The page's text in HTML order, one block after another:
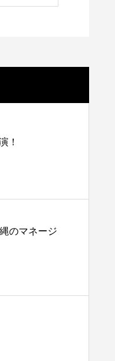
！
のマネージ